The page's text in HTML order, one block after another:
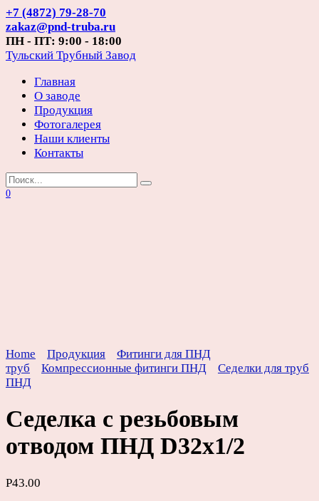
Перейти
к
содержанию
+7 (4872) 79-28-70
zakaz@pnd-truba.ru
ПН - ПТ: 9:00 - 18:00
Тульский Трубный Завод
Главная
О заводе
Продукция
Фотогалерея
Наши клиенты
Контакты
Search
for:
0
Home Продукция
Фитинги для ПНД
труб
Компрессионные фитинги ПНД
Седелки для труб
ПНД
Седелка с резьбовым
отводом ПНД D32х1/2
Р43.00